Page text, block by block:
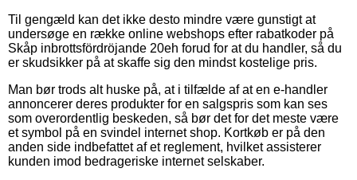
Til gengæld kan det ikke desto mindre være gunstigt at
undersøge en række online webshops efter rabatkoder på
Skåp inbrottsfördröjande 20eh forud for at du handler, så du
er skudsikker på at skaffe sig den mindst kostelige pris.
Man bør trods alt huske på, at i tilfælde af at en e-handler
annoncerer deres produkter for en salgspris som kan ses
som overordentlig beskeden, så bør det for det meste være
et symbol på en svindel internet shop. Kortkøb er på den
anden side indbefattet af et reglement, hvilket assisterer
kunden imod bedrageriske internet selskaber.